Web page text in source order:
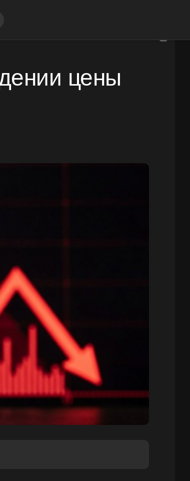
цены